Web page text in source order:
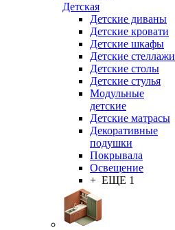
Детская
Детские диваны
Детские кровати
Детские шкафы
Детские стеллажи
Детские столы
Детские стулья
Модульные
детские
Детские матрасы
Декоративные
подушки
Покрывала
Освещение
+ ЕЩЕ 1